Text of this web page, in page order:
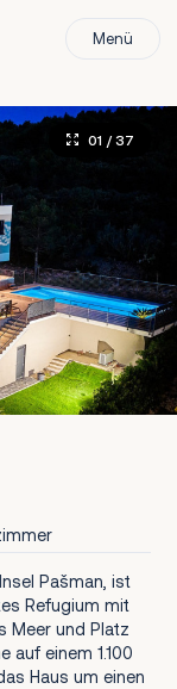
Menü
01 / 37
Pašman, ist
Refugium mit
Meer und Platz
auf einem 1.100
Haus um einen